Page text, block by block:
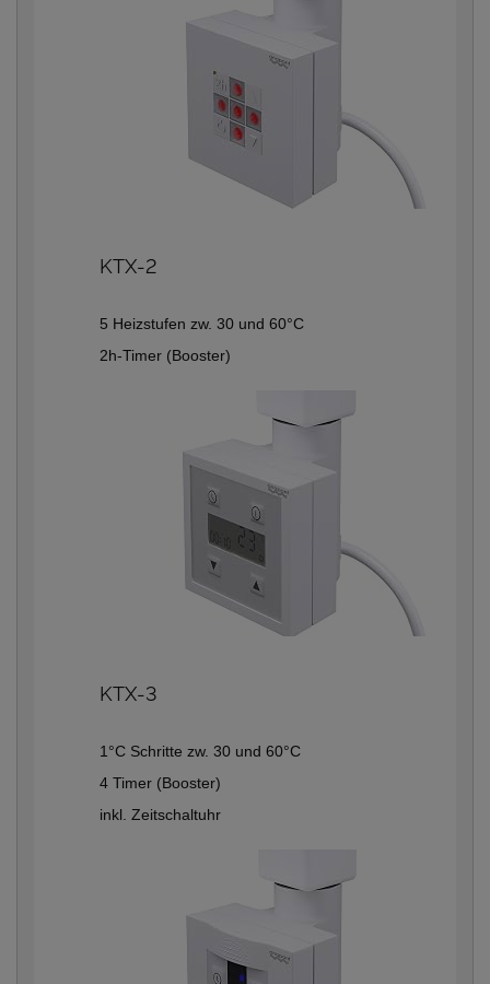
KTX-2
5 Heizstufen zw. 30 und 60°C
2h-Timer (Booster)
KTX-3
1°C Schritte zw. 30 und 60°C
4 Timer (Booster)
inkl. Zeitschaltuhr